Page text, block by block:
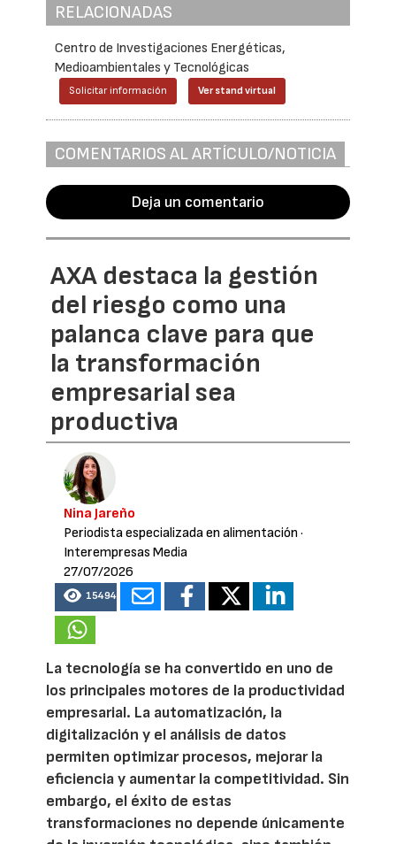
RELACIONADAS
Centro de Investigaciones Energéticas,
Medioambientales y Tecnológicas
Solicitar información Ver stand virtual
COMENTARIOS AL ARTÍCULO/NOTICIA
Deja un comentario
AXA destaca la gestión
del riesgo como una
palanca clave para que
la transformación
empresarial sea
productiva
Nina Jareño
Periodista especializada en alimentación ·
Interempresas Media
27/07/2026
15494
La tecnología se ha convertido en uno de
los principales motores de la productividad
empresarial. La automatización, la
digitalización y el análisis de datos
permiten optimizar procesos, mejorar la
eficiencia y aumentar la competitividad. Sin
embargo, el éxito de estas
transformaciones no depende únicamente